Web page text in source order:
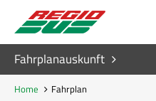
Fahrplanauskunft
Home Fahrplan